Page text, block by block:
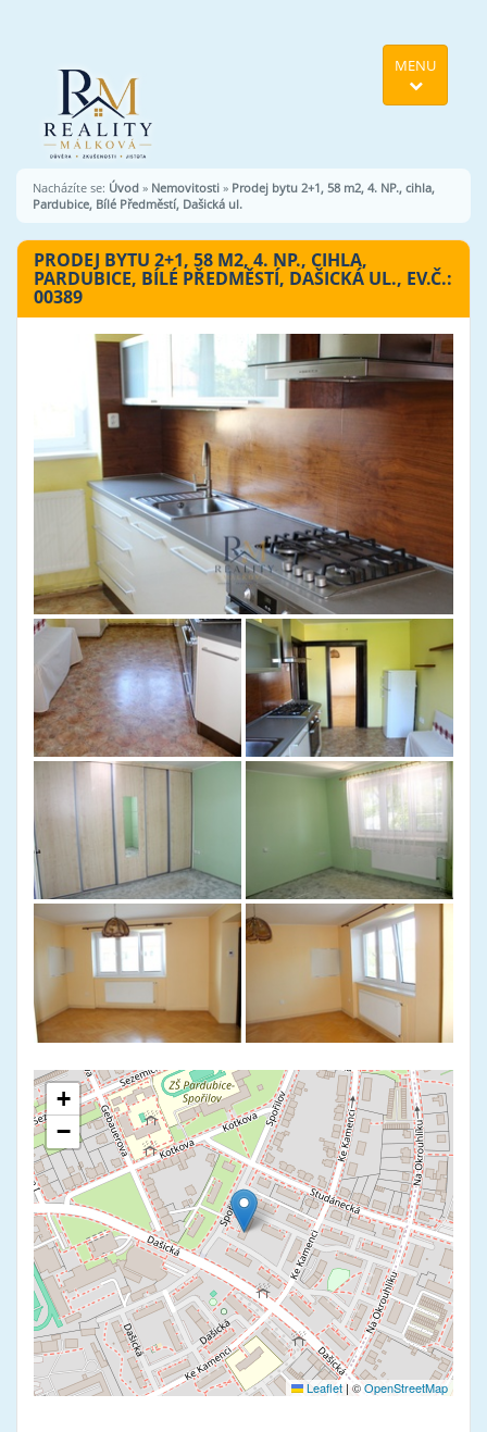
MENU
Nacházíte se: Úvod » Nemovitosti » Prodej bytu 2+1, 58 m2, 4. NP., cihla,
Pardubice, Bílé Předměstí, Dašická ul.
PRODEJ BYTU 2+1, 58 M2, 4. NP., CIHLA,
PARDUBICE, BÍLÉ PŘEDMĚSTÍ, DAŠICKÁ UL., EV.Č.:
00389
+
−
Leaflet|©OpenStreetMap